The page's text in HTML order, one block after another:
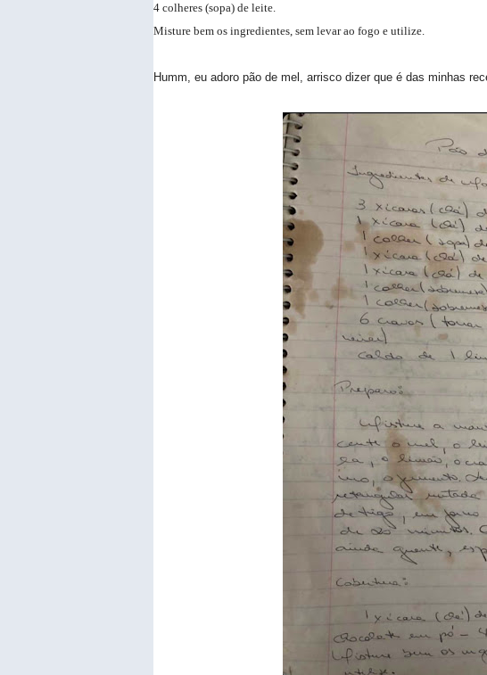
4 colheres (sopa) de leite.
Misture bem os ingredientes, sem levar ao fogo e utilize.
Humm, eu adoro pão de mel, arrisco dizer que é das minhas